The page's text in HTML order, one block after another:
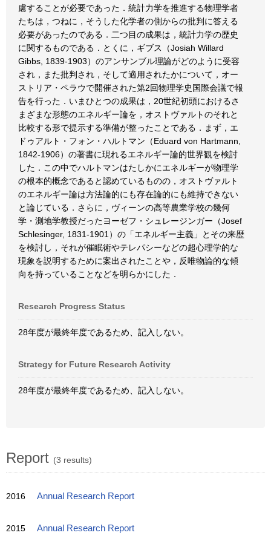
慮することが必要であった．統計力学を推進する物理学者
たちは，つねに，そうした化学者の側からの批判に答える
必要があったのである．二つ目の成果は，統計力学の歴史
に関するものである．とくに，ギブス（Josiah Willard
Gibbs, 1839-1903）のアンサンブル理論がどのように受容
され，また批判され，そして適用されたかについて，オー
ストリア・ペラウで開催された第2回物理学史国際会議で報
告を行った．いまひとつの成果は，20世紀初頭におけるさ
まざまな形態のエネルギー論を，オストヴァルトのそれと
比較する形で提示する準備が整ったことである．まず，エ
ドゥアルト・フォン・ハルトマン（Eduard von Hartmann,
1842-1906）の著書に現れるエネルギー論的世界観を検討
した．この中でハルトマンはたしかにエネルギーが物理学
の根本的概念であると認めているものの，オストヴァルト
のエネルギー論は方法論的にも存在論的にも維持できない
と論じている．さらに，ヴィーンの高等農業学校の幾何
学・測地学教授だったヨーゼフ・シュレージンガー（Josef
Schlesinger, 1831-1901）の「エネルギー主義」とその来歴
を検討し，それが催眠術やテレパシーなどの超心理学的な
現象を説明するために案出されたことや，反唯物論的な傾
向を持っていることなどを明らかにした．
Research Progress Status
28年度が最終年度であるため、記入しない。
Strategy for Future Research Activity
28年度が最終年度であるため、記入しない。
Report (3 results)
2016 Annual Research Report
2015 Annual Research Report